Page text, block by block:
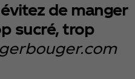
de manger
sucré, trop